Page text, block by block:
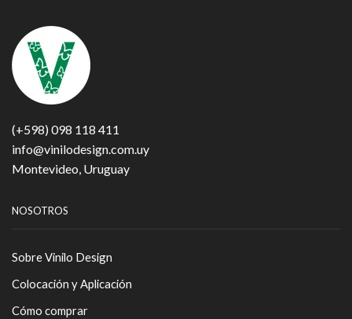
(+598) 098 118 411
info@vinilodesign.com.uy
Montevideo, Uruguay
NOSOTROS
Sobre Vinilo Design
Colocación y Aplicación
Cómo comprar